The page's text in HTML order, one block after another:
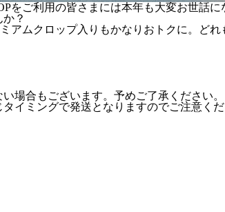
をご利用の皆さまには本年も大変お世話
？
アムクロップ入りもかなりおトクに。ど
場合もございます。予めご了承ください。
イミングで発送となりますのでご注意くだ